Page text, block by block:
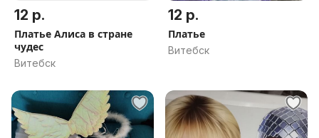
12 р.
Платье Алиса в стране
чудес
Витебск
12 р.
Платье
Витебск